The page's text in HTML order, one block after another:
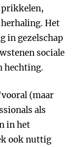
Het
in gezelschap
sociale
hechting.
(maar
als
in het
ook nuttig